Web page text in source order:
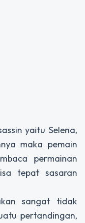
yaitu Selena,
maka pemain
permainan
tepat sasaran
sangat tidak
pertandingan,